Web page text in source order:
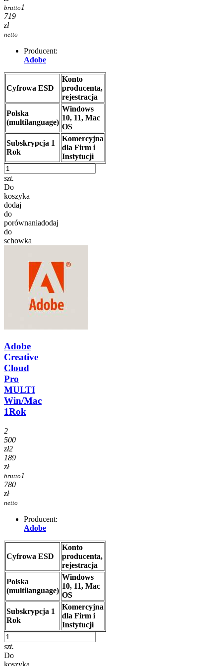
brutto 1
719
zł
netto
Producent:
Adobe
Cyfrowa ESD
Konto
producenta,
rejestracja
Polska
(multilanguage)
Windows
10, 11, Mac
OS
Subskrypcja 1
Rok
Komercyjna
dla Firm i
Instytucji
szt.
Do
koszyka
dodaj
do
porównaniadodaj
do
schowka
Adobe
Creative
Cloud
Pro
MULTI
Win/Mac
1Rok
2
500
zł2
189
zł
brutto 1
780
zł
netto
Producent:
Adobe
Cyfrowa ESD
Konto
producenta,
rejestracja
Polska
(multilanguage)
Windows
10, 11, Mac
OS
Subskrypcja 1
Rok
Komercyjna
dla Firm i
Instytucji
szt.
Do
koszyka